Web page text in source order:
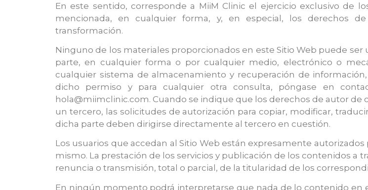
En este sentido, corresponde a MiiM Clinic el ejercicio exclusivo de
mencionada, en cualquier forma, y, en especial, los derechos
transformación.
Ninguno de los materiales proporcionados en este Sitio Web puede
parte, en cualquier forma o por cualquier medio, electrónico o
cualquier sistema de almacenamiento y recuperación de
dicho permiso y para cualquier otra consulta, póngase en
hola@miimclinic.com. Cuando se indique que los derechos de autor de
un tercero, las solicitudes de autorización para copiar, modificar,
dicha parte deben dirigirse directamente al tercero en cuestión.
Los usuarios que accedan al Sitio Web están expresamente
mismo. La prestación de los servicios y publicación de los contenidos a
renuncia o transmisión, total o parcial, de la titularidad de los
En ningún momento podrá interpretarse que nada de lo contenido en